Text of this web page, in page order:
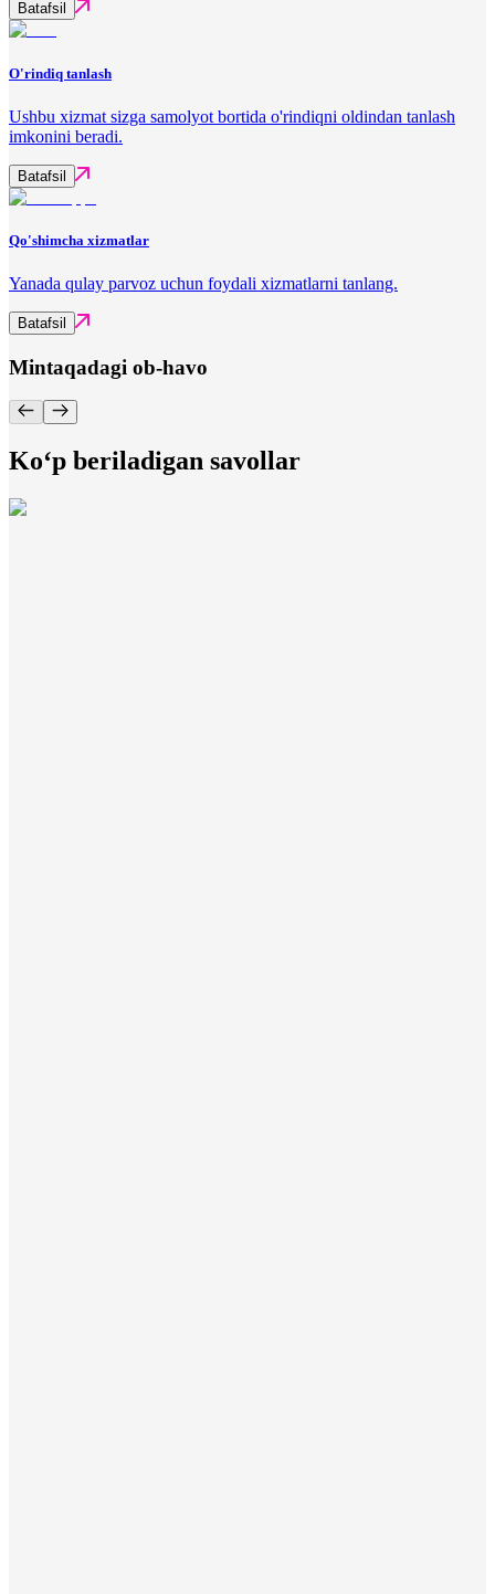
Batafsil
O'rindiq tanlash
Ushbu xizmat sizga samolyot bortida o'rindiqni oldindan tanlash
imkonini beradi.
Batafsil
Qo'shimcha xizmatlar
Yanada qulay parvoz uchun foydali xizmatlarni tanlang.
Batafsil
Mintaqadagi ob-havo
Ko‘p beriladigan savollar